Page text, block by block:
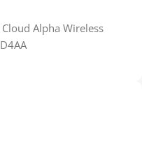
Alpha Wireless